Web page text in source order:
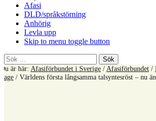
Afasi
DLD/språkstörning
Anhörig
Levla upp
Skip to menu toggle button
Sök
efter:
Du är här: Afasiförbundet i Sverige /Afasiförbundet /
Page / Världens första långsamma talsyntesröst – nu